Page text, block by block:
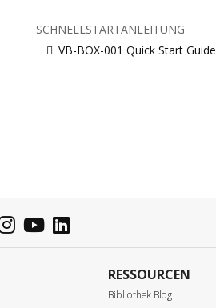
SCHNELLSTARTANLEITUNG
VB-BOX-001 Quick Start Guide
RESSOURCEN
Bibliothek Blog